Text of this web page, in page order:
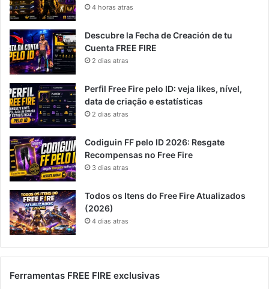
4 horas atras
Descubre la Fecha de Creación de tu
Cuenta FREE FIRE
2 dias atras
Perfil Free Fire pelo ID: veja likes, nível,
data de criação e estatísticas
2 dias atras
Codiguin FF pelo ID 2026: Resgate
Recompensas no Free Fire
3 dias atras
Todos os Itens do Free Fire Atualizados
(2026)
4 dias atras
Ferramentas FREE FIRE exclusivas